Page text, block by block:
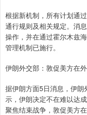
根据新机制，所有计划通
通行规则及相关规定。消
操作，并在通过霍尔木兹
管理机制已施行。
伊朗外交部：敦促美方在
据伊朗方面5日消息，伊
示，伊朗决定不在难以达
聚焦结束战争，敦促美方在